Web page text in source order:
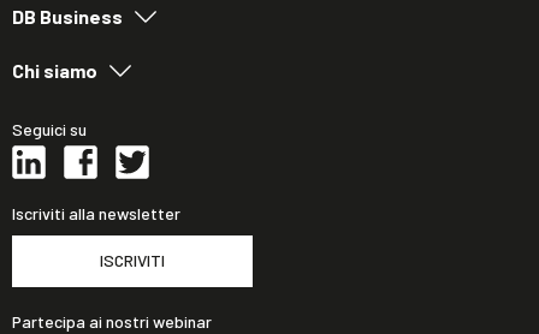
DB Business
Chi siamo
Seguici su
Iscriviti alla newsletter
ISCRIVITI
Partecipa ai nostri webinar